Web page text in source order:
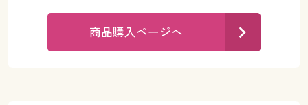
マイページ
閲覧履歴
商品購入ページへ